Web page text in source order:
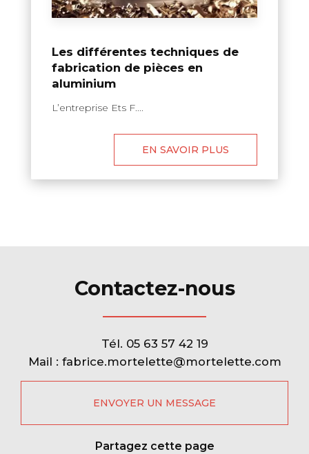
Les différentes techniques de
fabrication de pièces en
aluminium
L’entreprise Ets F....
EN SAVOIR PLUS
Contactez-nous
Tél. 05 63 57 42 19
Mail : fabrice.mortelette@mortelette.com
ENVOYER UN MESSAGE
Partagez cette page